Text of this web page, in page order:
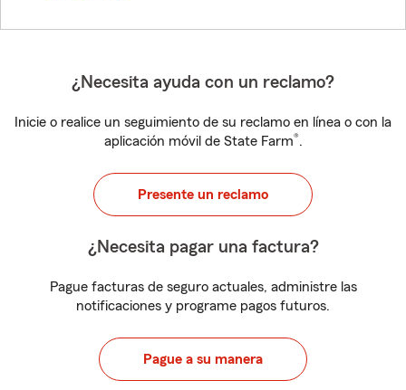
¿Necesita ayuda con un reclamo?
Inicie o realice un seguimiento de su reclamo en línea o con la
aplicación móvil de State Farm®.
Presente un reclamo
¿Necesita pagar una factura?
Pague facturas de seguro actuales, administre las
notificaciones y programe pagos futuros.
Pague a su manera